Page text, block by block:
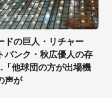
ドの巨人・リチャー
バンク・秋広優人の存
「他球団の方が出場機
声が